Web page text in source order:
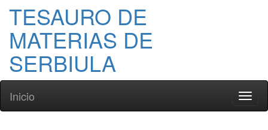
TESAURO DE
MATERIAS DE
SERBIULA
Inicio